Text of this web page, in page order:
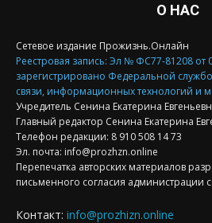
О НАС
Сетевое издание Прожизнь.Онлайн
Реестровая запись: Эл № ФС77-81208 от
зарегистрировано Федеральной
связи, информационных технологий и
Учредитель Сенина Екатерина
Главный редактор Сенина Екатерина
Телефон редакции: 8 910 508 14 73
Эл. почта: info@prozhzn.online
Перепечатка авторских материалов
письменного согласия администрации
Контакт: info@prozhizn.online